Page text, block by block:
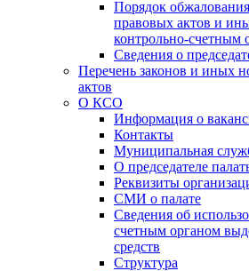
Порядок
правовых актов и
контрольно-счетным
Сведения о
Перечень законов и иных
актов
О КСО
Информация о
Контакты
Муниципальная
О председателе
Реквизиты
СМИ о палате
Сведения об
счетным органом
средств
Структура